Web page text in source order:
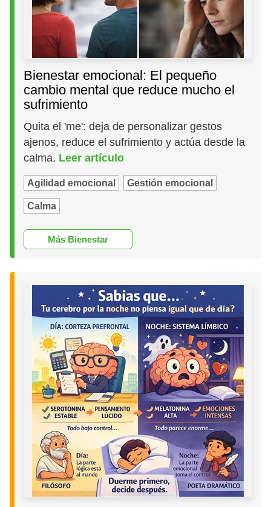
Bienestar emocional: El pequeño
cambio mental que reduce mucho el
sufrimiento
Quita el 'me': deja de personalizar gestos
ajenos, reduce el sufrimiento y actúa desde la
calma. Leer artículo
Agilidad emocional Gestión emocional
Calma
Más Bienestar